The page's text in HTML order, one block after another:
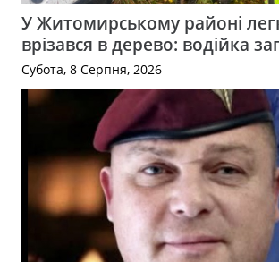
У Житомирському районі
врізався в дерево: водійка
Субота, 8 Серпня, 2026